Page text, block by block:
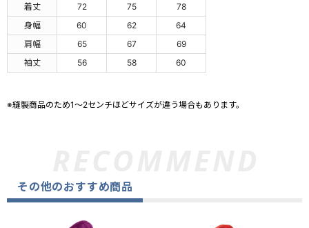
着丈
72 75
78
身幅
60 62
64
肩幅
65 67
69
袖丈
56 58 60
※縫製商品のため1～2センチほどサイズが違う場合もあります。
その他のおすすめ商品